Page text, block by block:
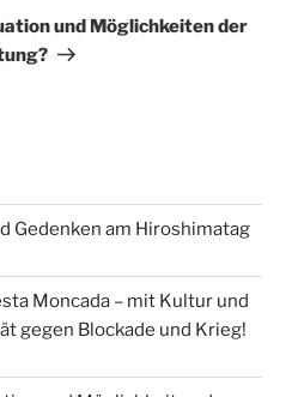
und Möglichkeiten der
Gedenken am Hiroshimatag
Moncada – mit Kultur und
gegen Blockade und Krieg!